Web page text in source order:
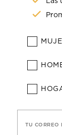
TU CORREO